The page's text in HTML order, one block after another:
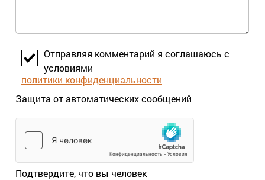
Отправляя комментарий я соглашаюсь с
условиями
политики конфиденциальности
Защита от автоматических сообщений
Подтвердите, что вы человек